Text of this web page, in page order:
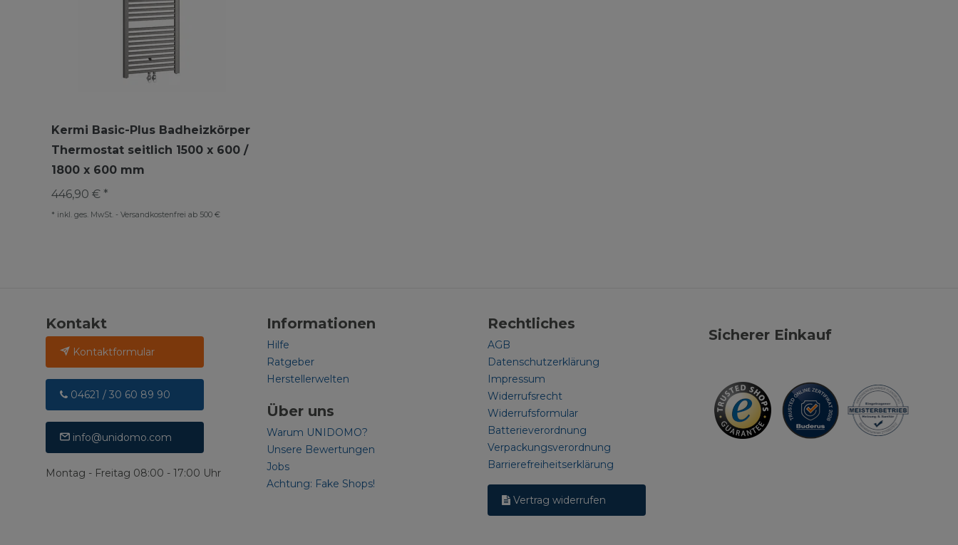
Kermi Basic-Plus Badheizkörper
Thermostat seitlich 1500 x 600 /
1800 x 600 mm
446,90 € *
* inkl. ges. MwSt. - Versandkostenfrei ab 500 €
Kontakt
Kontaktformular
04621 / 30 60 89 90
info@unidomo.com
Montag - Freitag 08:00 - 17:00 Uhr
Informationen
Hilfe
Ratgeber
Herstellerwelten
Über uns
Warum UNIDOMO?
Unsere Bewertungen
Jobs
Achtung: Fake Shops!
Rechtliches
AGB
Datenschutzerklärung
Impressum
Widerrufsrecht
Widerrufsformular
Batterieverordnung
Verpackungsverordnung
Barrierefreiheitserklärung
Vertrag widerrufen
Sicherer Einkauf